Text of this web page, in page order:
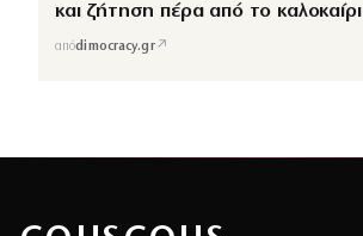
και ζήτηση πέρα από το καλοκαίρι
απόdimocracy.gr↗